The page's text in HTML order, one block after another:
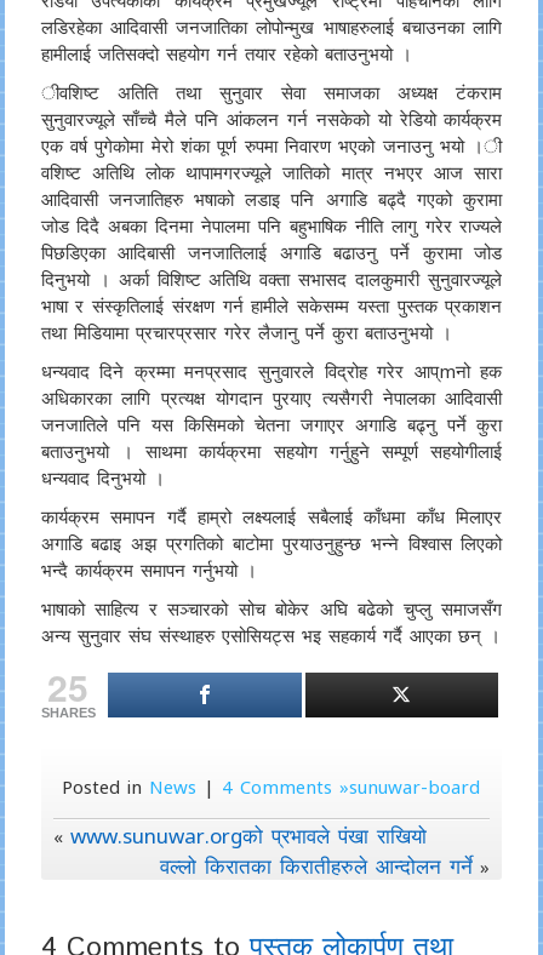
लडिरहेका आदिवासी जनजातिका लोपोन्मुख भाषाहरुलाई बचाउनका लागि
हामीलाई जतिसक्दो सहयोग गर्न तयार रहेको बताउनुभयो ।
ीवशिष्ट अतिति तथा सुनुवार सेवा समाजका अध्यक्ष टंकराम
सुनुवारज्यूले साँच्चै मैले पनि आंकलन गर्न नसकेको यो रेडियो कार्यक्रम
एक वर्ष पुगेकोमा मेरो शंका पूर्ण रुपमा निवारण भएको जनाउनु भयो ।ी
वशिष्ट अतिथि लोक थापामगरज्यूले जातिको मात्र नभएर आज सारा
आदिवासी जनजातिहरु भषाको लडाइ पनि अगाडि बढ्दै गएको कुरामा
जोड दिदै अबका दिनमा नेपालमा पनि बहुभाषिक नीति लागु गरेर राज्यले
पिछडिएका आदिबासी जनजातिलाई अगाडि बढाउनु पर्ने कुरामा जोड
दिनुभयो । अर्का विशिष्ट अतिथि वक्ता सभासद दालकुमारी सुनुवारज्यूले
भाषा र संस्कृतिलाई संरक्षण गर्न हामीले सकेसम्म यस्ता पुस्तक प्रकाशन
तथा मिडियामा प्रचारप्रसार गरेर लैजानु पर्ने कुरा बताउनुभयो ।
धन्यवाद दिने क्रम्मा मनप्रसाद सुनुवारले विद्रोह गरेर आप्mनो हक
अधिकारका लागि प्रत्यक्ष योगदान पुरयाए त्यसैगरी नेपालका आदिवासी
जनजातिले पनि यस किसिमको चेतना जगाएर अगाडि बढ्नु पर्ने कुरा
बताउनुभयो । साथमा कार्यक्रमा सहयोग गर्नुहुने सम्पूर्ण सहयोगीलाई
धन्यवाद दिनुभयो ।
कार्यक्रम समापन गर्दै हाम्रो लक्ष्यलाई सबैलाई काँधमा काँध मिलाएर
अगाडि बढाइ अझ प्रगतिको बाटोमा पुरयाउनुहुन्छ भन्ने विश्वास लिएको
भन्दै कार्यक्रम समापन गर्नुभयो ।
भाषाको साहित्य र सञ्चारको सोच बोकेर अघि बढेको चुप्लु समाजसँग
अन्य सुनुवार संघ संस्थाहरु एसोसियट्स भइ सहकार्य गर्दै आएका छन् ।
25
SHARES
Posted in News | 4 Comments »sunuwar-board
« www.sunuwar.orgको प्रभावले पंखा राखियो
वल्लो किरातका किरातीहरुले आन्दोलन गर्ने »